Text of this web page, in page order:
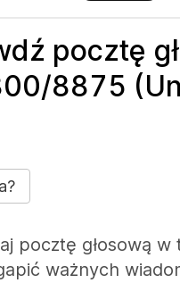
pocztę
8875
pocztę głosową
ważnych